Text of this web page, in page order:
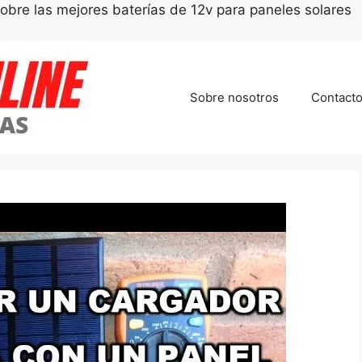
las mejores baterías de 12v para paneles solares
Sobre nosotros Contacto